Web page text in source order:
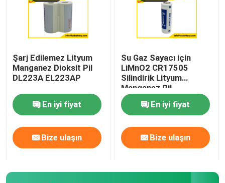
Şarj Edilemez Lityum
Manganez Dioksit Pil
DL223A EL223AP
En iyi fiyat
Bize ulaşın
Su Gaz Sayacı için
LiMnO2 CR17505
Silindirik Lityum
Manganez Pil
En iyi fiyat
Bize ulaşın